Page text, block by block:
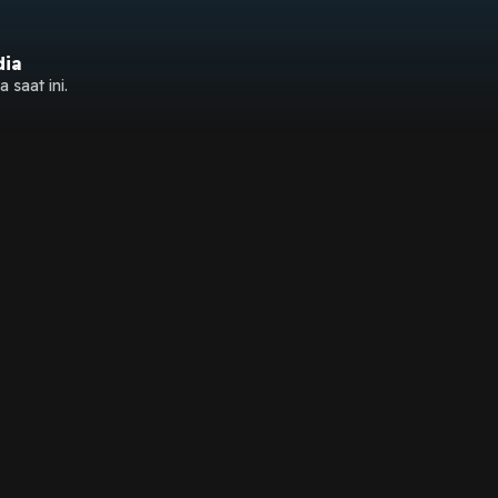
saat ini.